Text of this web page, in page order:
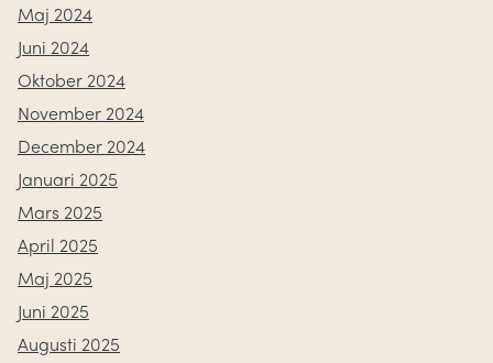
Maj 2024
Juni 2024
Oktober 2024
November 2024
December 2024
Januari 2025
Mars 2025
April 2025
Maj 2025
Juni 2025
Augusti 2025